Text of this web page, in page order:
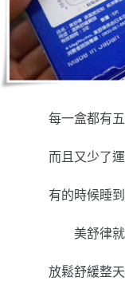
每一盒都有
而且又少了
有的時候睡
美舒律
放鬆舒緩整